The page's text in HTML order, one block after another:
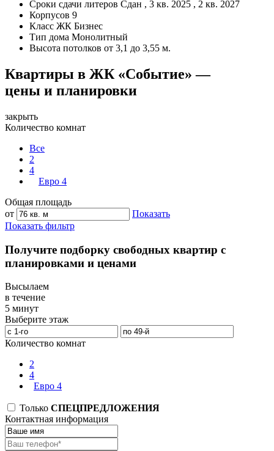
Сроки сдачи литеров Сдан , 3 кв. 2025 , 2 кв. 2027
Корпусов 9
Класс ЖК Бизнес
Тип дома Монолитный
Высота потолков от 3,1 до 3,55 м.
Квартиры в ЖК «Событие» —
цены и планировки
закрыть
Количество комнат
Все
2
4
Евро 4
Общая площадь
от
Показать
Показать фильтр
Получите подборку свободных квартир с
планировками и ценами
Высылаем
в течение
5 минут
Выберите этаж
Количество комнат
2
4
Евро 4
Только СПЕЦПРЕДЛОЖЕНИЯ
Контактная информация